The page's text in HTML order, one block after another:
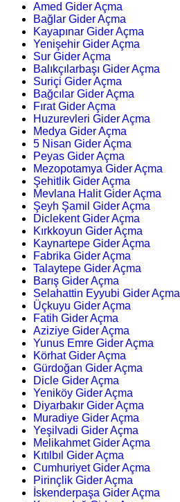
Amed Gider Açma
Bağlar Gider Açma
Kayapınar Gider Açma
Yenişehir Gider Açma
Sur Gider Açma
Balıkçılarbaşı Gider Açma
Suriçi Gider Açma
Bağcılar Gider Açma
Fırat Gider Açma
Huzurevleri Gider Açma
Medya Gider Açma
5 Nisan Gider Açma
Peyas Gider Açma
Mezopotamya Gider Açma
Şehitlik Gider Açma
Mevlana Halit Gider Açma
Şeyh Şamil Gider Açma
Diclekent Gider Açma
Kırkkoyun Gider Açma
Kaynartepe Gider Açma
Fabrika Gider Açma
Talaytepe Gider Açma
Barış Gider Açma
Selahattin Eyyubi Gider Açma
Üçkuyu Gider Açma
Fatih Gider Açma
Aziziye Gider Açma
Yunus Emre Gider Açma
Körhat Gider Açma
Gürdoğan Gider Açma
Dicle Gider Açma
Yeniköy Gider Açma
Diyarbakır Gider Açma
Muradiye Gider Açma
Yeşilvadi Gider Açma
Melikahmet Gider Açma
Kıtılbıl Gider Açma
Cumhuriyet Gider Açma
Pirinçlik Gider Açma
İskenderpaşa Gider Açma